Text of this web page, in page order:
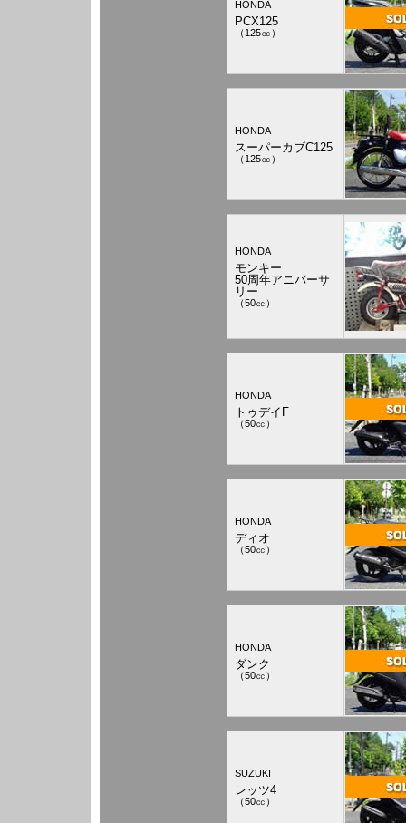
HONDA
PCX125
（125㏄）
HONDA
スーパーカブC125
（125㏄）
HONDA
モンキー
50周年アニバーサ
リー
（50㏄）
HONDA
トゥデイF
（50㏄）
HONDA
ディオ
（50㏄）
HONDA
ダンク
（50㏄）
SUZUKI
レッツ4
（50㏄）